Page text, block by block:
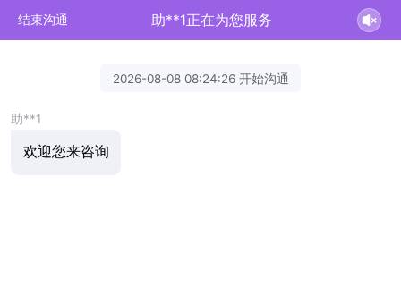
结束沟通 助**1正在为您服务
2026-08-08 08:24:26 开始沟通
助**1
欢迎您来咨询